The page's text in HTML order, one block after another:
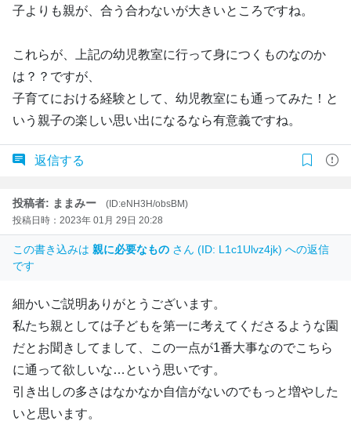
子よりも親が、合う合わないが大きいところですね。
これらが、上記の幼児教室に行って身につくものなのか
は？？ですが、
子育てにおける経験として、幼児教室にも通ってみた！と
いう親子の楽しい思い出になるなら有意義ですね。
返信する
投稿者: ままみー
(ID:eNH3H/obsBM)
投稿日時：2023年 01月 29日 20:28
この書き込みは 親に必要なもの さん (ID: L1c1Ulvz4jk) への返信
です
細かいご説明ありがとうございます。
私たち親としては子どもを第一に考えてくださるような園
だとお聞きしてまして、この一点が1番大事なのでこちら
に通って欲しいな…という思いです。
引き出しの多さはなかなか自信がないのでもっと増やした
いと思います。